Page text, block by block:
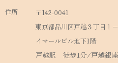
住所
〒142-0041
東京都品川区戸越３丁目１
イマールビル地下1階
戸越駅 徒歩1分/戸越銀